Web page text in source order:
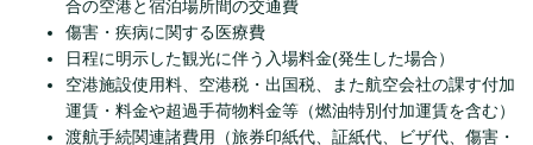
合の空港と宿泊場所間の交通費
傷害・疾病に関する医療費
日程に明示した観光に伴う入場料金(発生した場合）
空港施設使用料、空港税・出国税、また航空会社の課す付加
運賃・料金や超過手荷物料金等（燃油特別付加運賃を含む）
渡航手続関連諸費用（旅券印紙代、証紙代、ビザ代、傷害・